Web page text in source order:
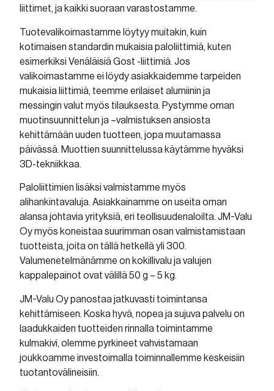
liittimet, ja kaikki suoraan varastostamme.
Tuotevalikoimastamme löytyy muitakin, kuin
kotimaisen standardin mukaisia paloliittimiä, kuten
esimerkiksi Venäläisiä Gost -liittimiä. Jos
valikoimastamme ei löydy asiakkaidemme tarpeiden
mukaisia liittimiä, teemme erilaiset alumiinin ja
messingin valut myös tilauksesta. Pystymme oman
muotinsuunnittelun ja –valmistuksen ansiosta
kehittämään uuden tuotteen, jopa muutamassa
päivässä. Muottien suunnittelussa käytämme hyväksi
3D-tekniikkaa.
Paloliittimien lisäksi valmistamme myös
alihankintavaluja. Asiakkainamme on useita oman
alansa johtavia yrityksiä, eri teollisuudenaloilta. JM-Valu
Oy myös koneistaa suurimman osan valmistamistaan
tuotteista, joita on tällä hetkellä yli 300.
Valumenetelmänämme on kokillivalu ja valujen
kappalepainot ovat välillä 50 g – 5 kg.
JM-Valu Oy panostaa jatkuvasti toimintansa
kehittämiseen. Koska hyvä, nopea ja sujuva palvelu on
laadukkaiden tuotteiden rinnalla toimintamme
kulmakivi, olemme pyrkineet vahvistamaan
joukkoamme investoimalla toiminnallemme keskeisiin
tuotantovälineisiin.